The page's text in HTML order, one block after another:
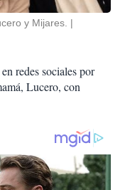
y Mijares.
redes sociales por
Lucero, con